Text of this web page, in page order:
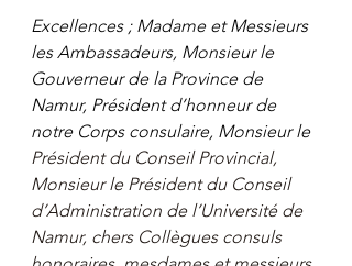
Excellences ; Madame et Messieurs
les Ambassadeurs, Monsieur le
Gouverneur de la Province de
Namur, Président d’honneur de
notre Corps consulaire, Monsieur le
Président du Conseil Provincial,
Monsieur le Président du Conseil
d’Administration de l’Université de
Namur, chers Collègues consuls